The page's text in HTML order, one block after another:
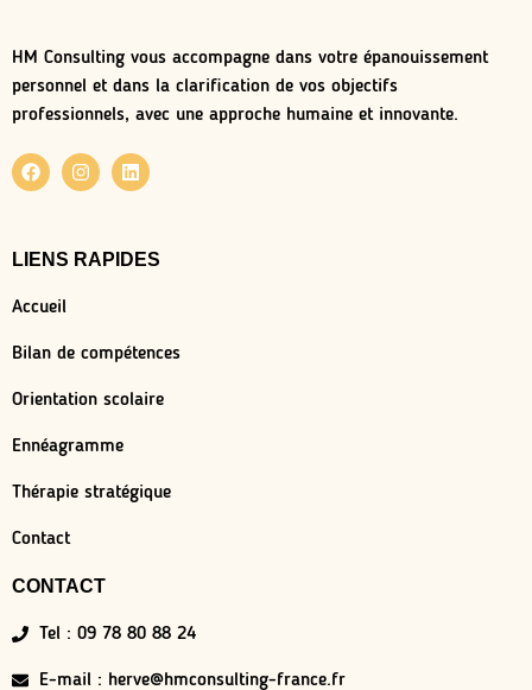
HM Consulting vous accompagne dans votre épanouissement
personnel et dans la clarification de vos objectifs
professionnels, avec une approche humaine et innovante.
LIENS RAPIDES
Accueil
Bilan de compétences
Orientation scolaire
Ennéagramme
Thérapie stratégique
Contact
CONTACT
Tel : 09 78 80 88 24
E-mail : herve@hmconsulting-france.fr